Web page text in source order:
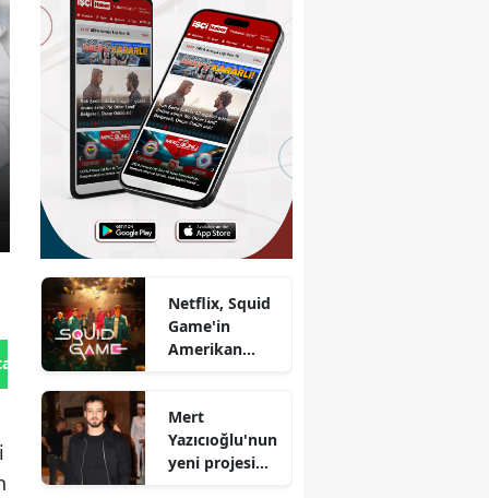
Gönder
Netflix, Squid
Game'in
Amerikan
Yeni projeler
hakkında
neler
Mert
Yazıcıoğlu'nun
yeni projesi